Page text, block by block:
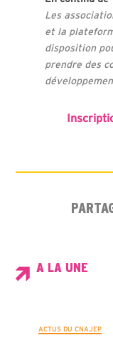
Les
et la
disposition
prendre des
A LA UNE
ACTUS DU CNAJEP